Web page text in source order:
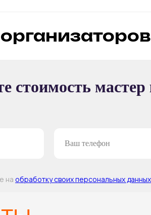
стоимость
на обработку своих персональных данных
КЛАССА